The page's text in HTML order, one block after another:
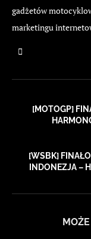
gadżetów
marketingu
[MOTOGP]
[WSBK]
INDONEZJA –